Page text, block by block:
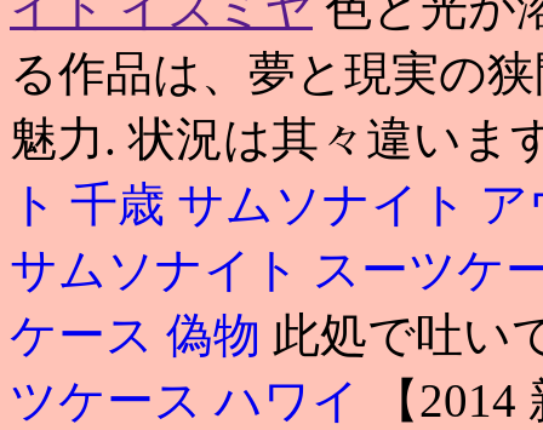
る作品は、夢と現実の
魅力. 状況は其々違いま
ト 千歳 サムソナイト
サムソナイト スーツケ
ケース 偽物 此処で吐い
ツケース ハワイ
【